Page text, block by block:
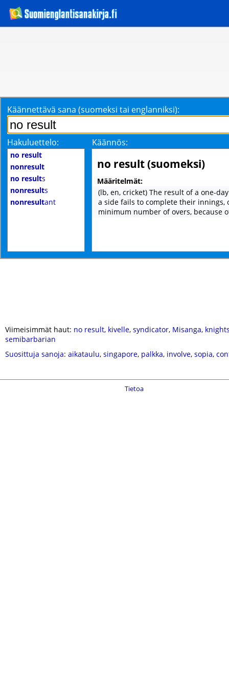
Käännettävä sana (suomeksi tai englanniksi):
Hakuluettelo: Käännös:
no result
nonresult
no results
nonresults
nonresultant
no result (suomeksi)
Määritelmät:
(lb, en, cricket) The result of a one-
a side fails to complete their innings,
minimum number of overs, because
Viimeisimmät haut: no result, kivelle, syndicator, Misanga,
semibarbarian
Suosittuja sanoja: aikataulu, singapore, palkka, involve, sopia,
Tietoa